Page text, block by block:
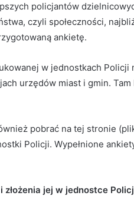
policjantów
czyli społeczności,
ankietę.
w jednostkach
urzędów miast i gmin. Tam
pobrać na tej stronie
Policji. Wypełnione
jej w jednostce